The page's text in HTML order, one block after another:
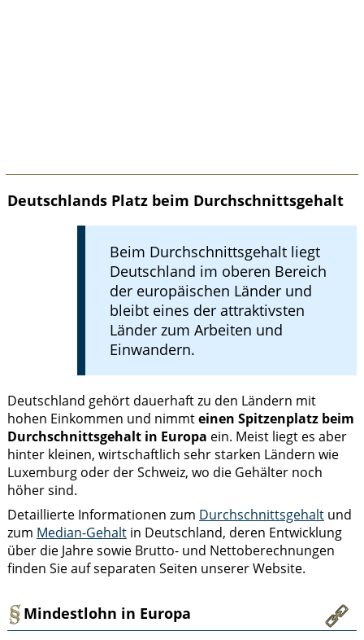
Deutschlands Platz beim Durchschnittsgehalt
Beim Durchschnittsgehalt liegt
Deutschland im oberen Bereich
der europäischen Länder und
bleibt eines der attraktivsten
Länder zum Arbeiten und
Einwandern.
Deutschland gehört dauerhaft zu den Ländern mit
hohen Einkommen und nimmteinen Spitzenplatz beim
Durchschnittsgehalt in Europa ein. Meist liegt es aber
hinter kleinen, wirtschaftlich sehr starken Ländern wie
Luxemburg oder der Schweiz, wo die Gehälter noch
höher sind.
Detaillierte Informationen zum Durchschnittsgehaltund
zum Median-Gehaltin Deutschland, deren Entwicklung
über die Jahre sowie Brutto- und Nettoberechnungen
finden Sie auf separaten Seiten unserer Website.
Mindestlohn in Europa